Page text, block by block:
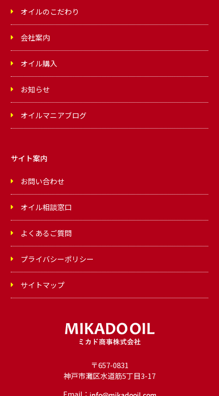
〒657-0831
神戸市灘区水道筋5丁目3-17
オイルのこだわり
会社案内
オイル購入
お知らせ
オイルマニアブログ
サイト案内
お問い合わせ
オイル相談窓口
よくあるご質問
プライバシーポリシー
サイトマップ